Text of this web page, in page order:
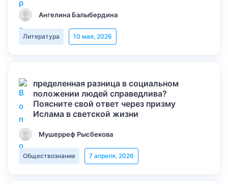
Ангелина Балыбердина
Литература 10 мая, 2026
пределенная разница в социальном
положении людей справедлива?
Поясните свой ответ через призму
Ислама в светской жизни
Мушерреф Рысбекова
Обществознание 7 апреля, 2026